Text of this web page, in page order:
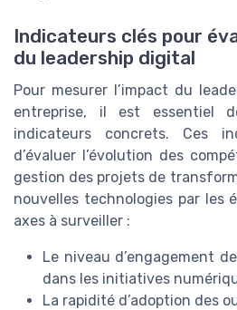
Indicateurs clés pour
du leadership digital
Pour mesurer l’impact du
entreprise, il est essentiel
indicateurs concrets. Ces
d’évaluer l’évolution des
gestion des projets de
nouvelles technologies par les
axes à surveiller :
Le niveau d’engagement
dans les initiatives
La rapidité d’adoption des